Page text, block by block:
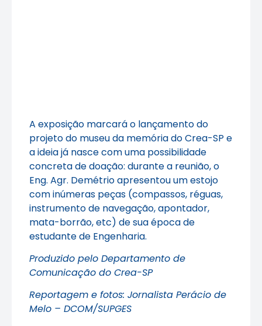
A exposição marcará o lançamento do
projeto do museu da memória do Crea-SP e
a ideia já nasce com uma possibilidade
concreta de doação: durante a reunião, o
Eng. Agr. Demétrio apresentou um estojo
com inúmeras peças (compassos, réguas,
instrumento de navegação, apontador,
mata-borrão, etc) de sua época de
estudante de Engenharia.
Produzido pelo Departamento de
Comunicação do Crea-SP
Reportagem e fotos: Jornalista Perácio de
Melo – DCOM/SUPGES